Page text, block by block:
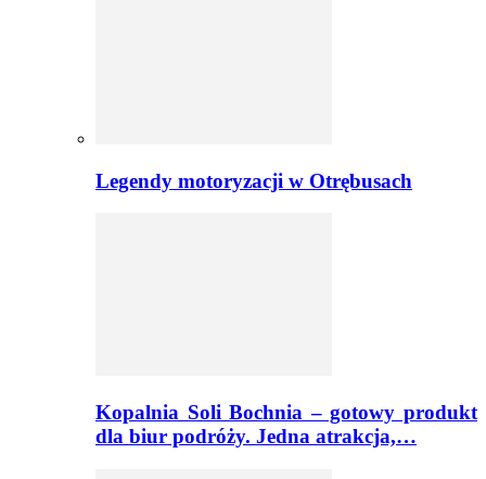
Legendy motoryzacji w Otrębusach
Kopalnia Soli Bochnia – gotowy produkt
dla biur podróży. Jedna atrakcja,…